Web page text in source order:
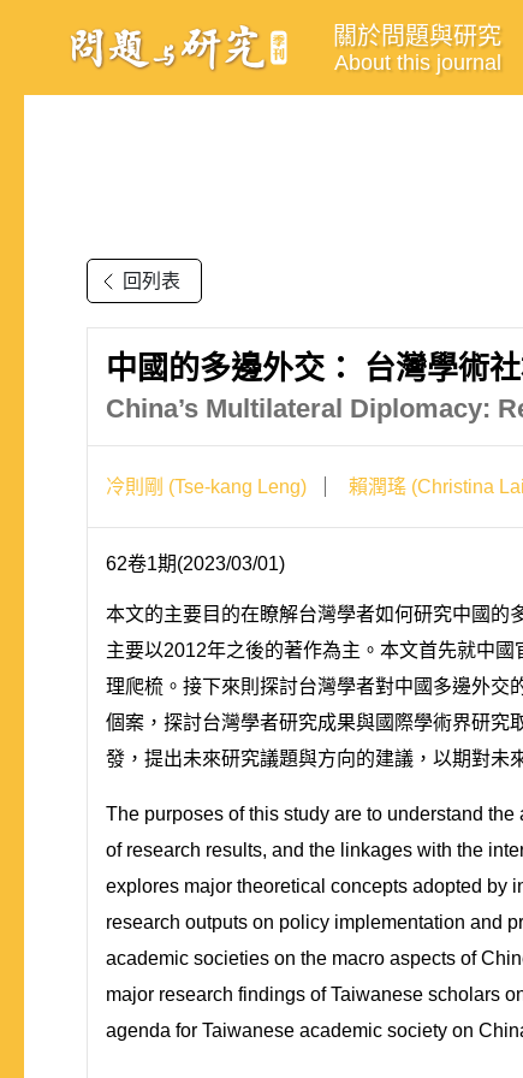
關於問題與研究
About this journal
回列表
中國的多邊外交： 台灣學術
China’s Multilateral Diplomacy:
冷則剛 (Tse-kang Leng) 賴潤瑤 (Christina
62卷1期(2023/03/01)
本文的主要目的在瞭解台灣學者如何研究中國的
主要以2012年之後的著作為主。本文首先就中
理爬梳。接下來則探討台灣學者對中國多邊外交
個案，探討台灣學者研究成果與國際學術界研究
發，提出未來研究議題與方向的建議，以期對未
The purposes of this study are to understand
of research results, and the linkages with the
explores major theoretical concepts adopted by
research outputs on policy implementation and
academic societies on the macro aspects of
major research findings of Taiwanese scholars
agenda for Taiwanese academic society on